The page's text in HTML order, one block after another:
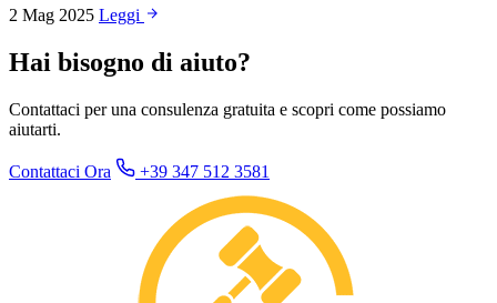
2 Mag 2025 Leggi
Hai bisogno di aiuto?
Contattaci per una consulenza gratuita e scopri come possiamo
aiutarti.
Contattaci Ora +39 347 512 3581